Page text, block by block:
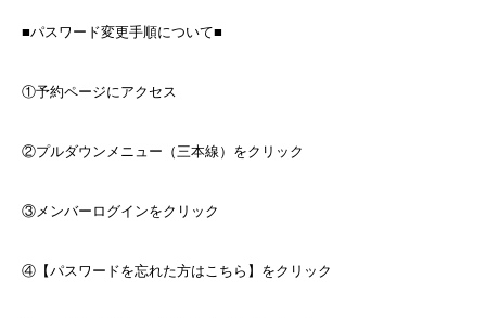
■パスワード変更手順について■
①予約ページにアクセス
②プルダウンメニュー（三本線）をクリック
③メンバーログインをクリック
④【パスワードを忘れた方はこちら】をクリック